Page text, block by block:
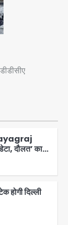
3 लाख
दौलत’ का
होगी दिल्ली